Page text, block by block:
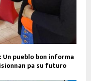
Un pueblo bon informa
pa su futuro